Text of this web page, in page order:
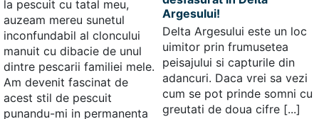
la pescuit cu tatal meu,
auzeam mereu sunetul
inconfundabil al cloncului
manuit cu dibacie de unul
dintre pescarii familiei mele.
Am devenit fascinat de
acest stil de pescuit
punandu-mi in permanenta
Argesului!
Delta Argesului este un loc
uimitor prin frumusetea
peisajului si capturile din
adancuri. Daca vrei sa vezi
cum se pot prinde somni cu
greutati de doua cifre [...]